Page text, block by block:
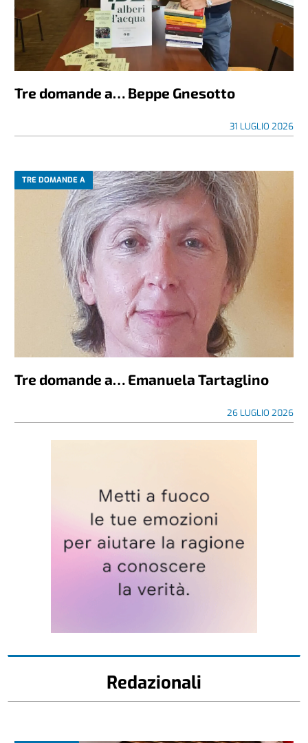
Tre domande a… Beppe Gnesotto
31 LUGLIO 2026
TRE DOMANDE A
Tre domande a… Emanuela Tartaglino
26 LUGLIO 2026
Redazionali